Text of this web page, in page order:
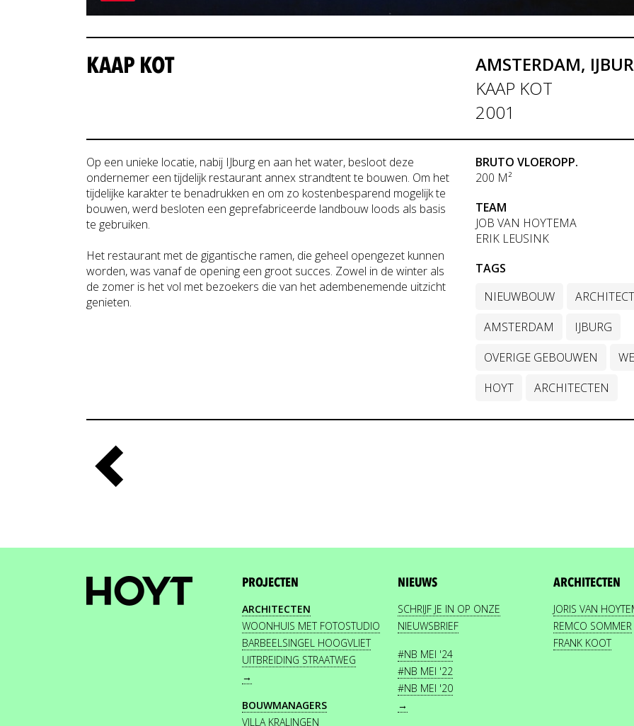
KAAP KOT
AMSTERDAM,
KAAP KOT
2001
Op een unieke locatie, nabij IJburg en aan het water, besloot deze
ondernemer een tijdelijk restaurant annex strandtent te bouwen. Om het
tijdelijke karakter te benadrukken en om zo kostenbesparend mogelijk te
bouwen, werd besloten een geprefabriceerde landbouw loods als basis
te gebruiken.
Het restaurant met de gigantische ramen, die geheel opengezet kunnen
worden, was vanaf de opening een groot succes. Zowel in de winter als
de zomer is het vol met bezoekers die van het adembenemende uitzicht
genieten.
BRUTO VLOEROPP.
200 M²
TEAM
JOB VAN HOYTEMA
ERIK LEUSINK
TAGS
NIEUWBOUW
ARCHITECT
AMSTERDAM
IJBURG
OVERIGE GEBOUWEN
HOYT
ARCHITECTEN
PROJECTEN
ARCHITECTEN
WOONHUIS MET FOTOSTUDIO
BARBEELSINGEL HOOGVLIET
UITBREIDING STRAATWEG
→
BOUWMANAGERS
VILLA KRALINGEN
NIEUWS
SCHRIJF JE IN OP ONZE
NIEUWSBRIEF
#NB MEI '24
#NB MEI '22
#NB MEI '20
→
ARCHITECTEN
JORIS VAN
REMCO SOMMER
FRANK KOOT